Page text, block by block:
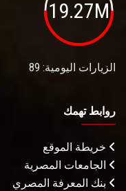
19.27M
الزيارات اليومية: 89
روابط تهمك
خريطة الموقع
الجامعات المصرية
بنك المعرفة المصري